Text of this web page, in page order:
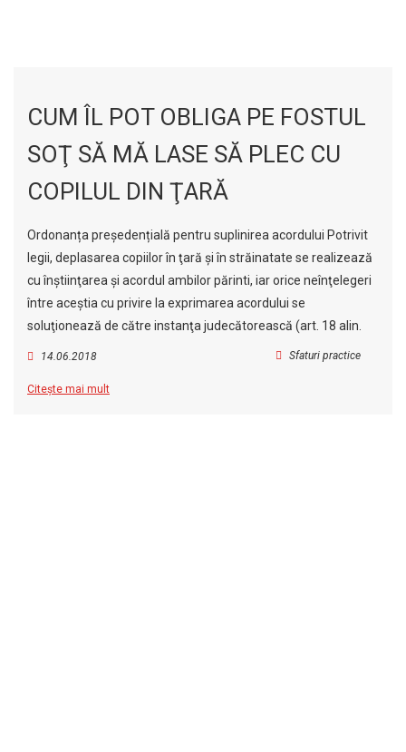
CUM ÎL POT OBLIGA PE FOSTUL
SOŢ SĂ MĂ LASE SĂ PLEC CU
COPILUL DIN ŢARĂ
Ordonanța președențială pentru suplinirea acordului Potrivit
legii, deplasarea copiilor în ţară şi în străinatate se realizează
cu înştiinţarea şi acordul ambilor părinti, iar orice neînţelegeri
între aceştia cu privire la exprimarea acordului se
soluţionează de către instanţa judecătorească (art. 18 alin.
14.06.2018 Sfaturi practice
Citește mai mult